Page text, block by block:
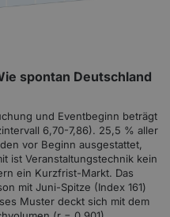
spontan Deutschland
und Eventbeginn beträgt
6,70-7,86). 25,5 % aller
vor Beginn ausgestattet,
ist Veranstaltungstechnik kein
ein Kurzfrist-Markt. Das
mit Juni-Spitze (Index 161)
Muster deckt sich mit dem